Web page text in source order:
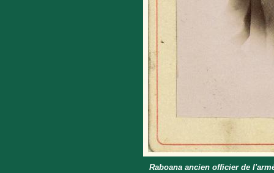
Raboana ancien officier de